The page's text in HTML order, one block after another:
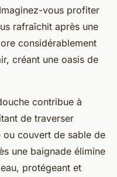
vous profiter
rafraîchit après une
considérablement
créant une oasis de
contribue à
de traverser
ou couvert de sable de
une baignade élimine
protégeant et